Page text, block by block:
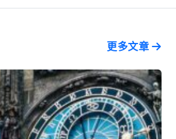
更多文章